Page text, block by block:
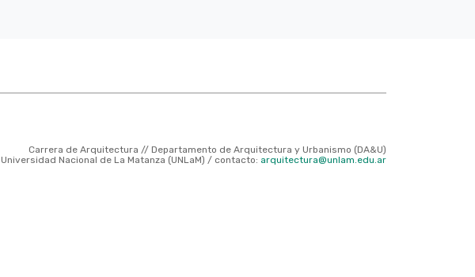
Carrera de Arquitectura // Departamento de Arquitectura y Urbanismo (DA&U)
Universidad Nacional de La Matanza (UNLaM) / contacto: arquitectura@unlam.edu.ar